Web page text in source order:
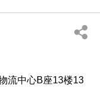
流中心B座13楼13